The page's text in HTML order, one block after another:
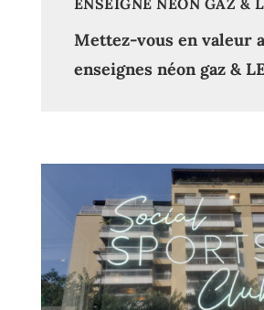
ENSEIGNE NÉON GAZ &
Mettez-vous en valeur
enseignes néon gaz &